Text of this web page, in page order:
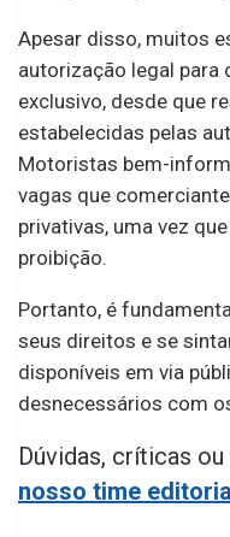
Apesar disso, muitos
autorização legal
exclusivo, desde que
estabelecidas pelas
Motoristas bem-
vagas que
privativas, uma vez
proibição.
Portanto, é
seus direitos e se
disponíveis em via
desnecessários com
Dúvidas, críticas
nosso time